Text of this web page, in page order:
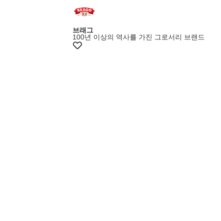
브래그
100년 이상의 역사를 가진 그로서리 브랜드